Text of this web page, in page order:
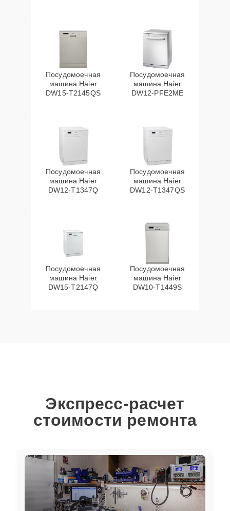
Посудомоечная
машина Haier
DW15-T2145QS
Посудомоечная
машина Haier
DW12-PFE2ME
Посудомоечная
машина Haier
DW12-T1347Q
Посудомоечная
машина Haier
DW12-T1347QS
Посудомоечная
машина Haier
DW15-T2147Q
Посудомоечная
машина Haier
DW10-T1449S
Экспресс-расчет
стоимости ремонта